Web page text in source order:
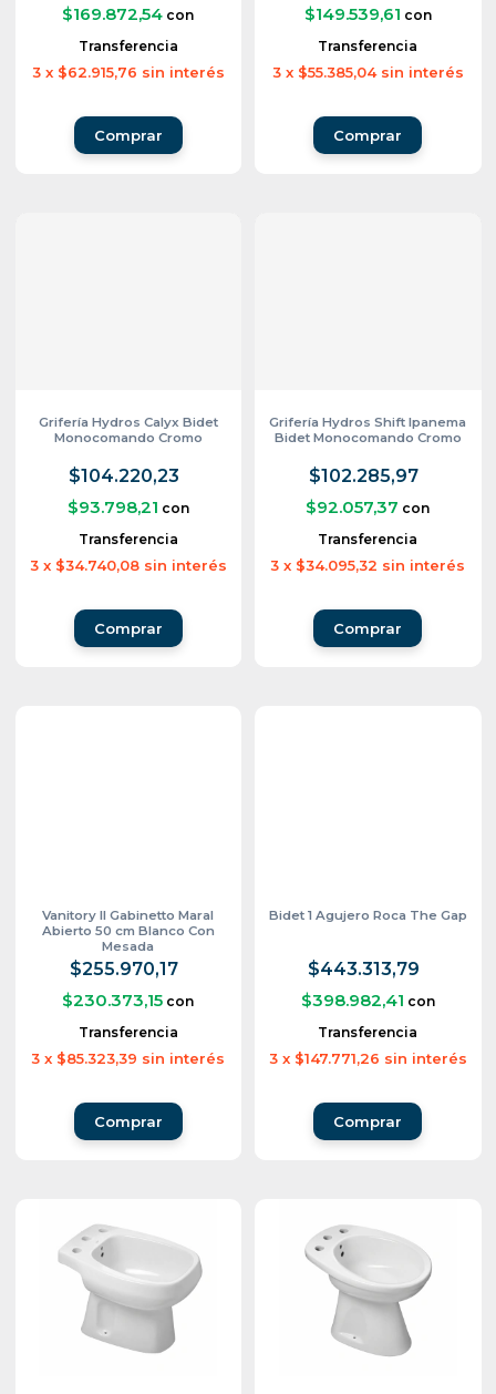
$169.872,54 con
Transferencia
3 x $62.915,76 sin interés
$149.539,61 con
Transferencia
3 x $55.385,04 sin interés
Grifería Hydros Calyx Bidet
Monocomando Cromo
$104.220,23
$93.798,21 con
Transferencia
3 x $34.740,08 sin interés
Grifería Hydros Shift Ipanema
Bidet Monocomando Cromo
$102.285,97
$92.057,37 con
Transferencia
3 x $34.095,32 sin interés
Vanitory Il Gabinetto Maral
Abierto 50 cm Blanco Con
Mesada
$255.970,17
$230.373,15 con
Transferencia
3 x $85.323,39 sin interés
Comprar
Bidet 1 Agujero Roca The Gap
$443.313,79
$398.982,41 con
Transferencia
3 x $147.771,26 sin interés